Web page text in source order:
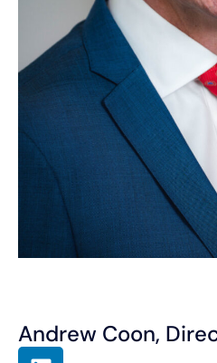
Andrew Coon,